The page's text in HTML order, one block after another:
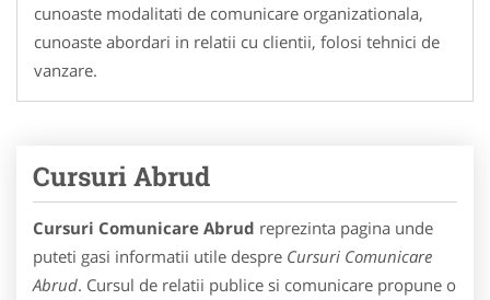
cunoaste modalitati de comunicare organizationala,
cunoaste abordari in relatii cu clientii, folosi tehnici de
vanzare.
Cursuri Abrud
Cursuri Comunicare Abrud reprezinta pagina unde
puteti gasi informatii utile despre Cursuri Comunicare
Abrud. Cursul de relatii publice si comunicare propune o